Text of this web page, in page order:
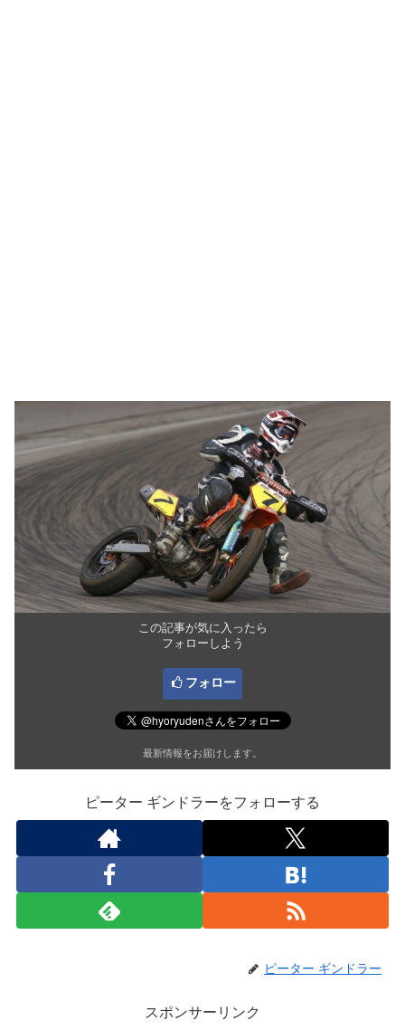
この記事が気に入ったら
フォローしよう
フォロー
最新情報をお届けします。
ピーター ギンドラーをフォローする
ピーター ギンドラー
スポンサーリンク